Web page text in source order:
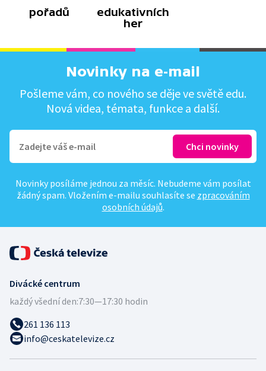
pořadů
edukativních
her
Novinky na e-mail
Pošleme vám, co nového se děje ve světě edu.
Nová videa, témata, funkce a další.
Novinky posíláme jednou za měsíc. Nebudeme vám posílat
žádný spam. Vložením e-mailu souhlasíte se zpracováním
osobních údajů.